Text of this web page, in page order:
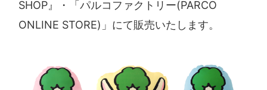
SHOP』・「パルコファクトリー(PARCO
ONLINE STORE)」にて販売いたします。